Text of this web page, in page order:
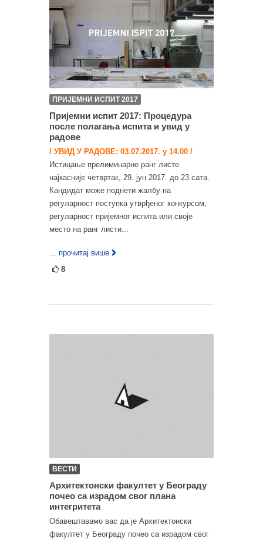
ПРИЈЕМНИ ИСПИТ 2017
Пријемни испит 2017: Процедура
после полагања испита и увид у
радове
/ УВИД У РАДОВЕ: 03.07.2017. у 14.00 /
Истицање прелиминарне ранг листе
најкасније четвртак, 29. јун 2017. до 23 сата.
Кандидат може поднети жалбу на
регуларност поступка утврђеног конкурсом,
регуларност пријемног испита или своје
место на ранг листи...
... прочитај више
8
ВЕСТИ
Архитектонски факултет у Београду
почео са израдом свог плана
интегритета
Обавештавамo вас да је Архитектонски
факултет у Београду почео са израдом свог